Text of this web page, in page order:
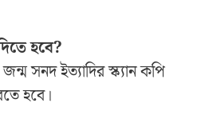
হবে?
সনদ ইত্যাদির স্ক্যান কপি
হবে।